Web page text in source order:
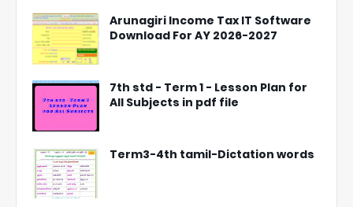
Arunagiri Income Tax IT Software
Download For AY 2026-2027
7th std - Term 1 - Lesson Plan for
All Subjects in pdf file
Term3-4th tamil-Dictation words